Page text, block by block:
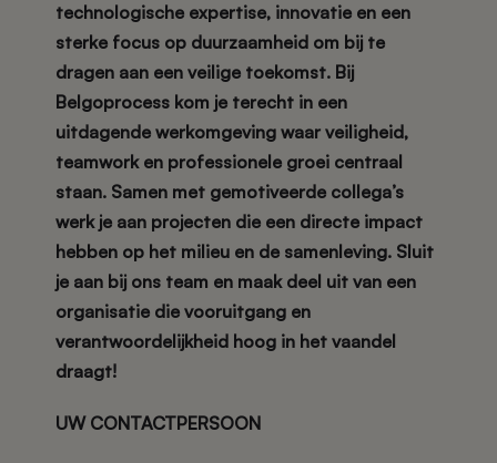
technologische expertise, innovatie en een
sterke focus op duurzaamheid om bij te
dragen aan een veilige toekomst. Bij
Belgoprocess kom je terecht in een
uitdagende werkomgeving waar veiligheid,
teamwork en professionele groei centraal
staan. Samen met gemotiveerde collega’s
werk je aan projecten die een directe impact
hebben op het milieu en de samenleving. Sluit
je aan bij ons team en maak deel uit van een
organisatie die vooruitgang en
verantwoordelijkheid hoog in het vaandel
draagt!
UW CONTACTPERSOON